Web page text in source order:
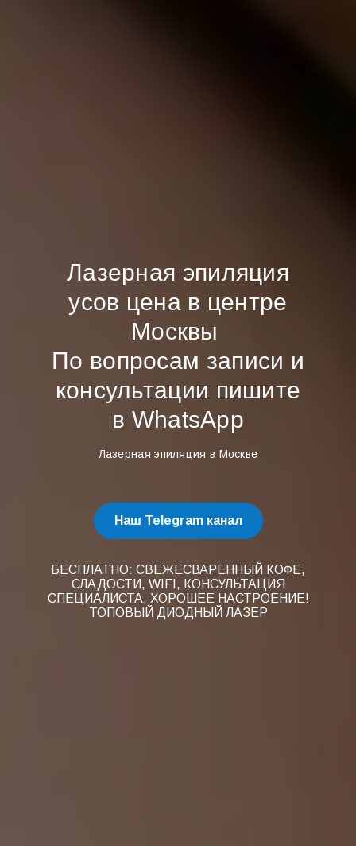
Лазерная эпиляция
усов цена в центре
Москвы
По вопросам записи и
консультации пишите
в WhatsApp
Лазерная эпиляция в Москве
Наш Telegram канал
БЕСПЛАТНО: СВЕЖЕСВАРЕННЫЙ КОФЕ,
СЛАДОСТИ, WIFI, КОНСУЛЬТАЦИЯ
СПЕЦИАЛИСТА, ХОРОШЕЕ НАСТРОЕНИЕ!
ТОПОВЫЙ ДИОДНЫЙ ЛАЗЕР